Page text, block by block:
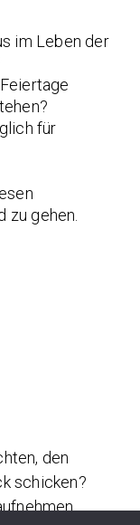
im Leben der
für
zu gehen.
den
schicken?